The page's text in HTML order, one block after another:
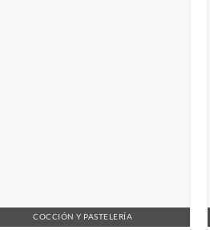
COCCIÓN Y PASTELERÍA